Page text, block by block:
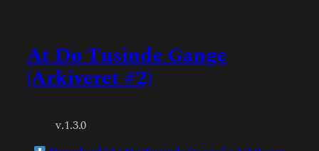
At Dø Tusinde Gange
(Arkiveret #2)
v.1.3.0